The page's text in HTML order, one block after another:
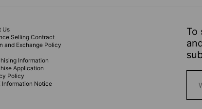
Us
Selling Contract
and Exchange Policy
Information
Application
Policy
Information Notice
To